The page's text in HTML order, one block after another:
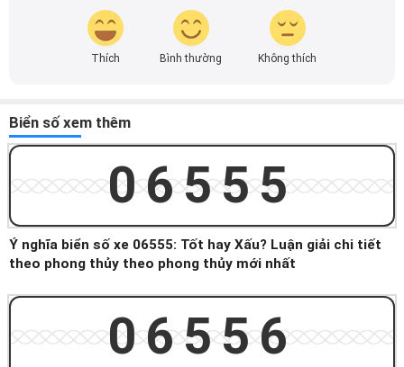
Thích Bình thường Không thích
Biển số xem thêm
06555
Ý nghĩa biển số xe 06555: Tốt hay Xấu? Luận giải chi tiết
theo phong thủy theo phong thủy mới nhất
06556